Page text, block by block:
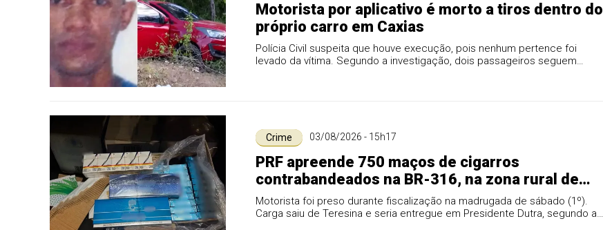
Motorista por aplicativo é morto a tiros dentro do
próprio carro em Caxias
Polícia Civil suspeita que houve execução, pois nenhum pertence foi
levado da vítima. Segundo a investigação, dois passageiros seguem
Crime 03/08/2026 - 15h17
PRF apreende 750 maços de cigarros
contrabandeados na BR-316, na zona rural de
Caxias
Motorista foi preso durante fiscalização na madrugada de sábado (1º).
Carga saiu de Teresina e seria entregue em Presidente Dutra, segundo a